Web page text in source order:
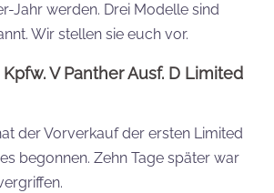
Jahr werden. Drei Modelle sind
Wir stellen sie euch vor.
Kpfw. V Panther Ausf. D Limited
der Vorverkauf der ersten Limited
begonnen. Zehn Tage später war